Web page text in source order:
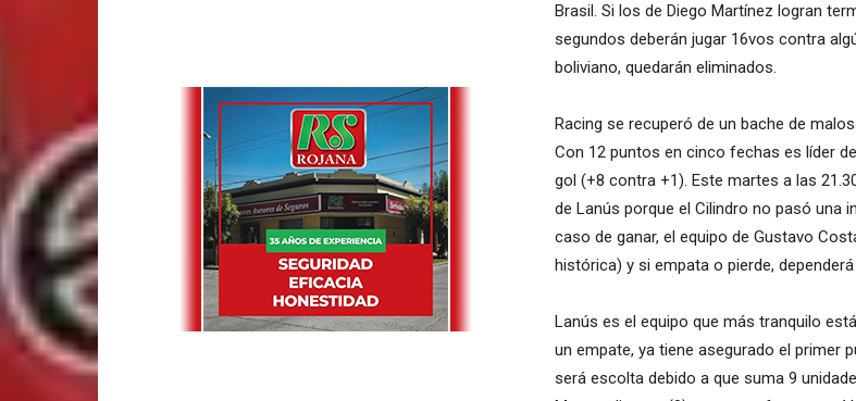
Brasil. Si los de Diego Martínez logran
segundos deberán jugar 16vos contra
boliviano, quedarán eliminados.
Racing se recuperó de un bache de
Con 12 puntos en cinco fechas es líder
gol (+8 contra +1). Este martes a las
de Lanús porque el Cilindro no pasó una
caso de ganar, el equipo de Gustavo
histórica) y si empata o pierde,
Lanús es el equipo que más tranquilo
un empate, ya tiene asegurado el primer
será escolta debido a que suma 9